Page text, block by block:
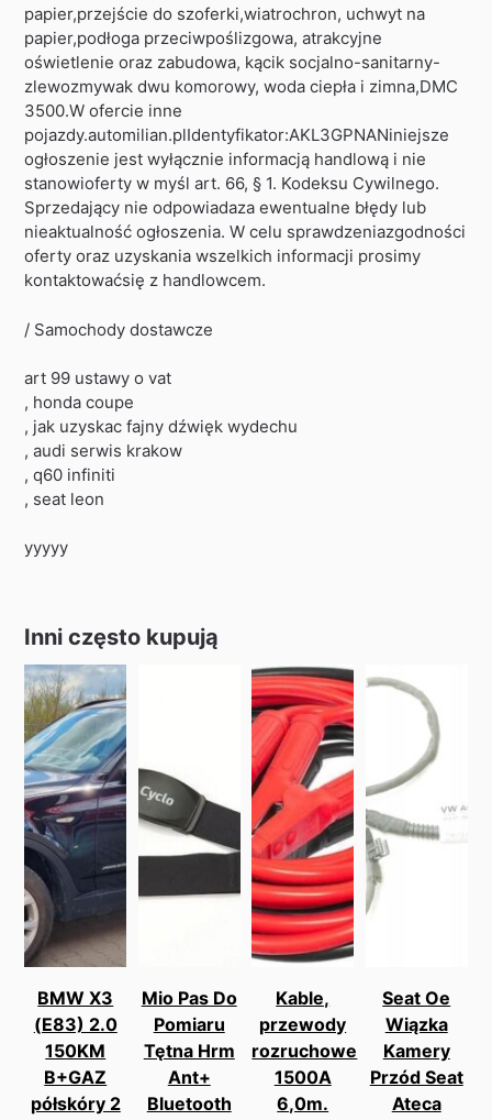
papier,przejście do szoferki,wiatrochron, uchwyt na
papier,podłoga przeciwpoślizgowa, atrakcyjne
oświetlenie oraz zabudowa, kącik socjalno-sanitarny-
zlewozmywak dwu komorowy, woda ciepła i zimna,DMC
3500.W ofercie inne
pojazdy.automilian.plIdentyfikator:AKL3GPNANiniejsze
ogłoszenie jest wyłącznie informacją handlową i nie
stanowioferty w myśl art. 66, § 1. Kodeksu Cywilnego.
Sprzedający nie odpowiadaza ewentualne błędy lub
nieaktualność ogłoszenia. W celu sprawdzeniazgodności
oferty oraz uzyskania wszelkich informacji prosimy
kontaktowaćsię z handlowcem.
/ Samochody dostawcze
art 99 ustawy o vat
, honda coupe
, jak uzyskac fajny dźwięk wydechu
, audi serwis krakow
, q60 infiniti
, seat leon
yyyyy
Inni często kupują
BMW X3
(E83) 2.0
150KM
B+GAZ
półskóry 2
Mio Pas Do
Pomiaru
Tętna Hrm
Ant+
Bluetooth
Kable,
przewody
rozruchowe
1500A
6,0m.
Seat Oe
Wiązka
Kamery
Przód Seat
Ateca